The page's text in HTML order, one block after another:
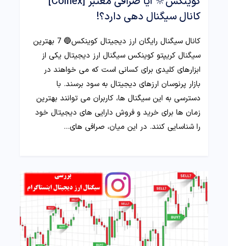
کانال سیگنال دهی دارد؟!
کانال سیگنال رایگان ارز دیجیتال کوینکس🔵 7 بهترین
سیگنال کریپتو کوینکس سیگنال ارز دیجیتال یکی از
ابزارهای کلیدی برای کسانی است که می‌ خواهند در
بازار پرنوسان ارزهای دیجیتال به سود برسند. با
دسترسی به این سیگنال‌ ها، کاربران می‌ توانند بهترین
زمان‌ ها برای خرید و فروش دارایی‌ های دیجیتال خود
را شناسایی کنند. در این میان، صرافی‌ های…